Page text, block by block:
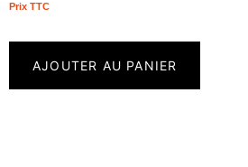
Prix ​​TTC
AJOUTER AU PANIER